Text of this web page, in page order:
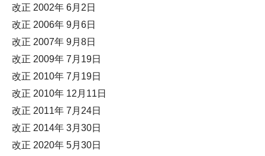
改正 2002年 6月2日
改正 2006年 9月6日
改正 2007年 9月8日
改正 2009年 7月19日
改正 2010年 7月19日
改正 2010年 12月11日
改正 2011年 7月24日
改正 2014年 3月30日
改正 2020年 5月30日